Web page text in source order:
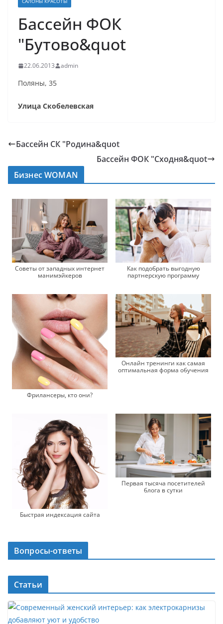
Бассейн ФОК
"Бутово&quot
22.06.2013 admin
Поляны, 35
Улица Скобелевская
Бассейн СК "Родина&quot
Бассейн ФОК "Сходня&quot
Бизнес WOMAN
Советы от западных интернет
манимэйкеров
Как подобрать выгодную
партнерскую программу
Фрилансеры, кто они?
Онлайн тренинги как самая
оптимальная форма обучения
Быстрая индексация сайта
Первая тысяча посетителей
блога в сутки
Вопросы-ответы
Статьи